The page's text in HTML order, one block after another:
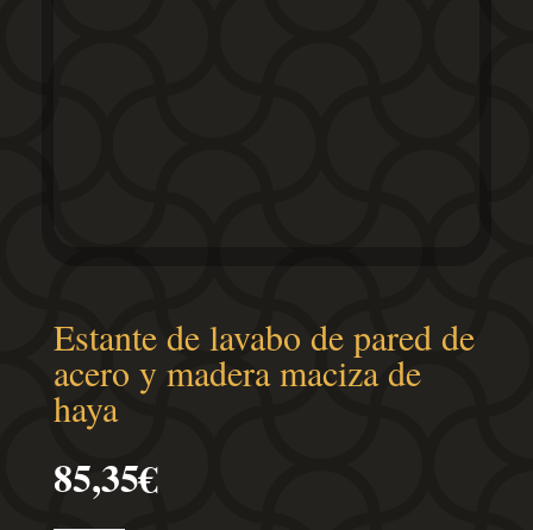
Estante de lavabo de pared de
acero y madera maciza de
haya
85,35€